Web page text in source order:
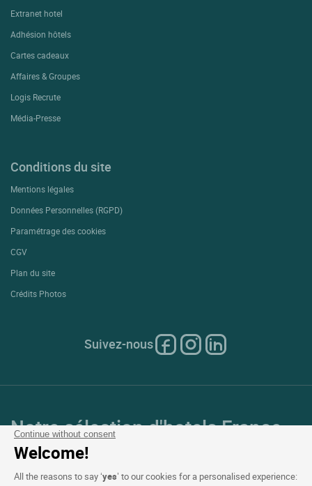
Continue without consent
Welcome!
All the reasons to say ‘yes’ to our cookies for a personalised experience:
Extranet hotel
Adhésion hôtels
Cartes cadeaux
Affaires & Groupes
Logis Recrute
Média-Presse
Conditions du site
Mentions légales
Données Personnelles (RGPD)
Paramétrage des cookies
CGV
Plan du site
Crédits Photos
Suivez-nous
Notre sélection d'hotels France
et en Europe